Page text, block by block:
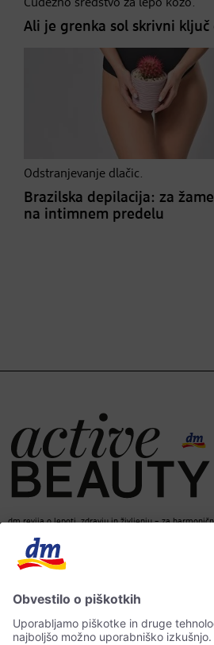
Čudežno sredstvo za lepo kožo.
Ali je grenka sol skrivni ključ
Odstranjevanje dlačic.
Brazilska depilacija: za
na intimnem predelu
dm revija o lepoti, zdravju in življenju – za